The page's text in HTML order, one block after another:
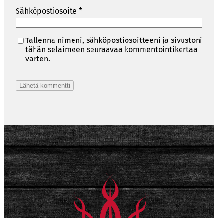
Sähköpostiosoite *
Tallenna nimeni, sähköpostiosoitteeni ja sivustoni
tähän selaimeen seuraavaa kommentointikertaa
varten.